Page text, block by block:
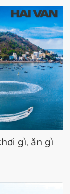
gì, ăn gì